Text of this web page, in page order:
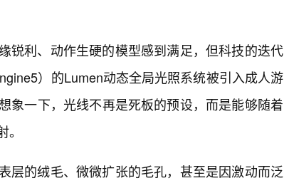
锐利、动作生硬的模型感到满足，但科技的迭代
）的Lumen动态全局光照系统被引入成人游
象一下，光线不再是死板的预设，而是能够随着
层的绒毛、微微扩张的毛孔，甚至是因激动而泛